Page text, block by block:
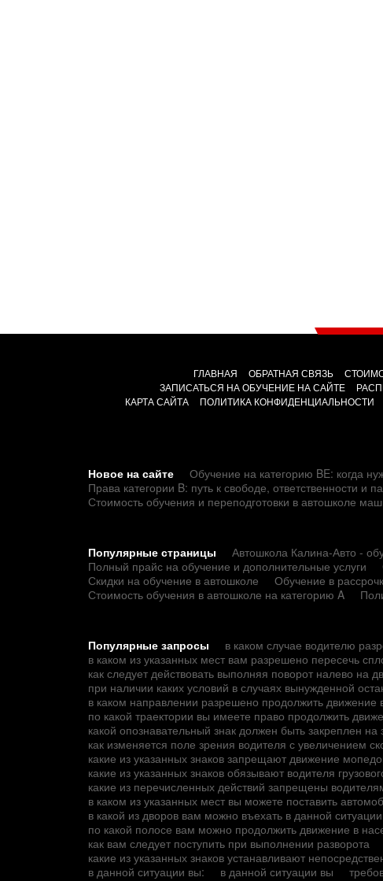
ГЛАВНАЯ ОБРАТНАЯ СВЯЗЬ
ЗАПИСАТЬСЯ НА ОБУЧЕНИЕ НА САЙТЕ
КАРТА САЙТА
ПОЛИТИКА КОНФИДЕНЦИАЛЬНОСТИ
Новое на сайте Обучение на категорию BE: когда
Права категории B: путь к свободе, ответственности и
Стоимость обучения и переподготовки в автошколе
Популярные страницы
Автошкола Калина-Авто -
Полный прайс на обучение и дополнительные услуги
Скидки на обучение в автошколе
Обучение в
Стоимость обучения в автошколе на категорию A
Популярные запросы
в каком случае водителю
в каком из указанных мест вам разрешено пересечь
как следует действовать выполняя поворот налево на
при наличии каких условий в случаях вынужденной
в каком направлении разрешено продолжить движение
по какой траектории вы имеете право продолжить
какой опознавательный знак должен быть закреплен
как изменяется поле зрения водителя с увеличением
какие из указанных знаков запрещают движение
какие из указанных знаков обязывают водителя
какие из перечисленных действий запрещены
в каком из указанных мест вы можете поставить
в какой из дворов вам можно въехать в данной ситуации
по какой полосе вам можно продолжить движение в
как вам следует поступить при выполнении разворота
какие из указанных знаков устанавливают
в данной ситуации вы:
в данной ситуации вы